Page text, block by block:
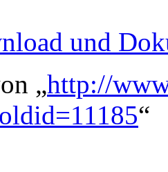
und
„http://
“